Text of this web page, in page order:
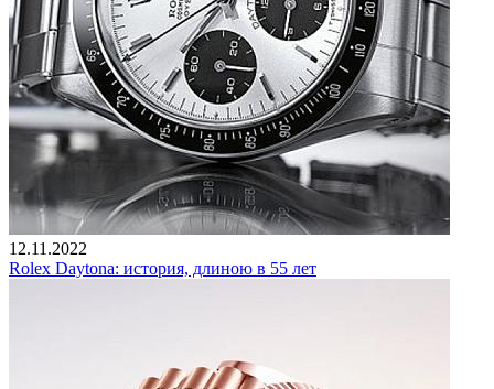
12.11.2022
Rolex Daytona: история, длиною в 55 лет